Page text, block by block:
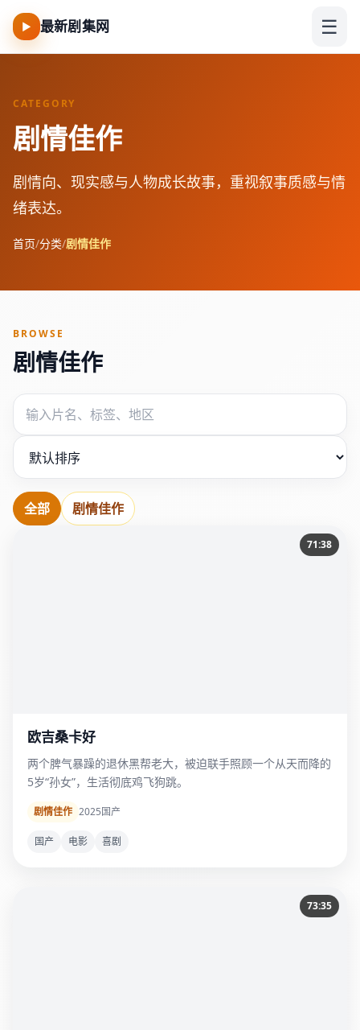
▶ 最新剧集网 ☰
CATEGORY
剧情佳作
剧情向、现实感与人物成长故事，重视叙事质感与情
绪表达。
首页/分类/剧情佳作
BROWSE
剧情佳作
全部 剧情佳作
71:38
欧吉桑卡好
两个脾气暴躁的退休黑帮老大，被迫联手照顾一个从天而降的
5岁“孙女”，生活彻底鸡飞狗跳。
剧情佳作 2025国产
国产 电影 喜剧
73:35